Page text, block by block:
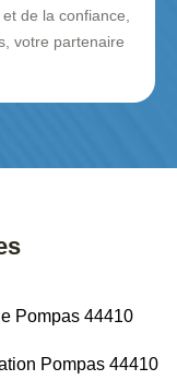
de la confiance,
votre partenaire
Pompas 44410
Pompas 44410